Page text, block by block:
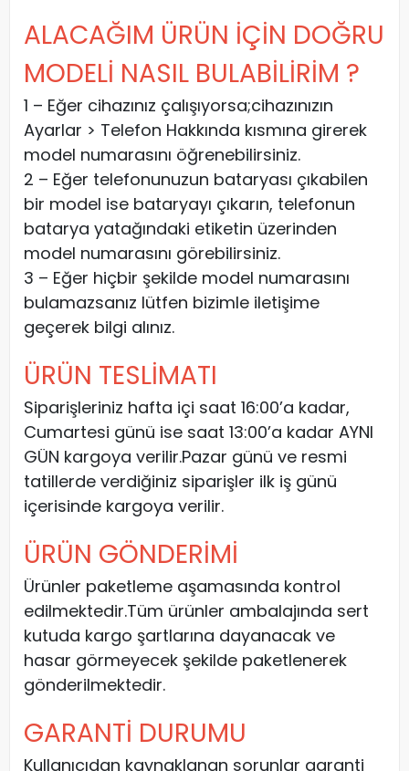
ALACAĞIM ÜRÜN İÇİN DOĞRU
MODELİ NASIL BULABİLİRİM ?
1 – Eğer cihazınız çalışıyorsa;cihazınızın
Ayarlar > Telefon Hakkında kısmına girerek
model numarasını öğrenebilirsiniz.
2 – Eğer telefonunuzun bataryası çıkabilen
bir model ise bataryayı çıkarın, telefonun
batarya yatağındaki etiketin üzerinden
model numarasını görebilirsiniz.
3 – Eğer hiçbir şekilde model numarasını
bulamazsanız lütfen bizimle iletişime
geçerek bilgi alınız.
ÜRÜN TESLİMATI
Siparişleriniz hafta içi saat 16:00’a kadar,
Cumartesi günü ise saat 13:00’a kadar AYNI
GÜN kargoya verilir.Pazar günü ve resmi
tatillerde verdiğiniz siparişler ilk iş günü
içerisinde kargoya verilir.
ÜRÜN GÖNDERİMİ
Ürünler paketleme aşamasında kontrol
edilmektedir.Tüm ürünler ambalajında sert
kutuda kargo şartlarına dayanacak ve
hasar görmeyecek şekilde paketlenerek
gönderilmektedir.
GARANTİ DURUMU
Kullanıcıdan kaynaklanan sorunlar garanti